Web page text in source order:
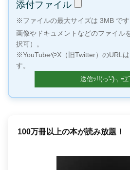
添付ファイル
※ファイルの最大サイズは 3MB です
画像やドキュメントなどのファイル
択可）。
※YouTubeやX（旧Twitter）のURL
す。
何百万もの曲が聴き放題！